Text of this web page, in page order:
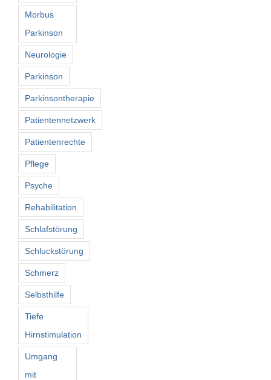
Morbus
Parkinson
Neurologie
Parkinson
Parkinsontherapie
Patientennetzwerk
Patientenrechte
Pflege
Psyche
Rehabilitation
Schlafstörung
Schluckstörung
Schmerz
Selbsthilfe
Tiefe
Hirnstimulation
Umgang
mit